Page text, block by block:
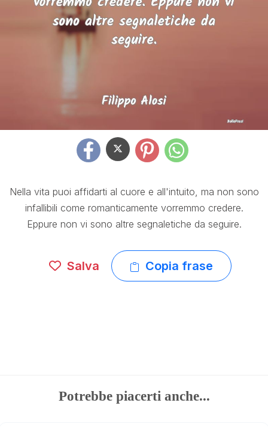
Nella vita puoi affidarti al cuore e all'intuito, ma non sono
infallibili come romanticamente vorremmo credere.
Eppure non vi sono altre segnaletiche da seguire.
Salva Copia frase
Potrebbe piacerti anche...